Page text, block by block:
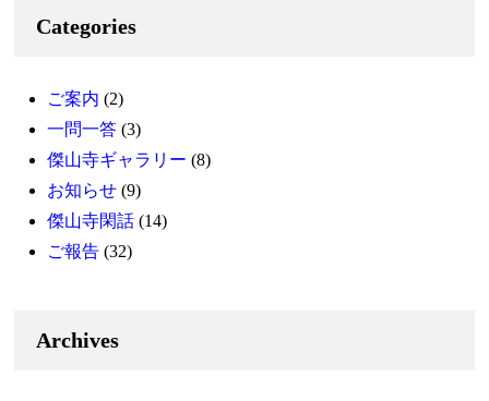
Categories
ご案内 (2)
一問一答 (3)
傑山寺ギャラリー (8)
お知らせ (9)
傑山寺閑話 (14)
ご報告 (32)
Archives